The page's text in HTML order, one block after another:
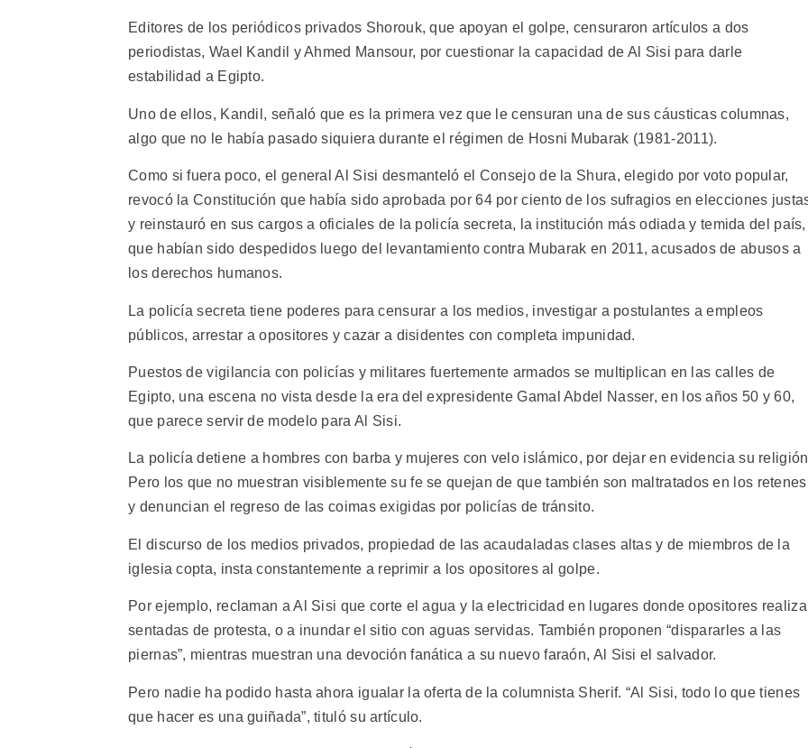
Editores de los periódicos privados Shorouk, que apoyan el golpe, censuraron artículos a dos
periodistas, Wael Kandil y Ahmed Mansour, por cuestionar la capacidad de Al Sisi para darle
estabilidad a Egipto.
Uno de ellos, Kandil, señaló que es la primera vez que le censuran una de sus cáusticas columnas,
algo que no le había pasado siquiera durante el régimen de Hosni Mubarak (1981-2011).
Como si fuera poco, el general Al Sisi desmanteló el Consejo de la Shura, elegido por voto popular,
revocó la Constitución que había sido aprobada por 64 por ciento de los sufragios en elecciones
y reinstauró en sus cargos a oficiales de la policía secreta, la institución más odiada y temida del país,
que habían sido despedidos luego del levantamiento contra Mubarak en 2011, acusados de abusos a
los derechos humanos.
La policía secreta tiene poderes para censurar a los medios, investigar a postulantes a empleos
públicos, arrestar a opositores y cazar a disidentes con completa impunidad.
Puestos de vigilancia con policías y militares fuertemente armados se multiplican en las calles de
Egipto, una escena no vista desde la era del expresidente Gamal Abdel Nasser, en los años 50 y 60,
que parece servir de modelo para Al Sisi.
La policía detiene a hombres con barba y mujeres con velo islámico, por dejar en evidencia su
Pero los que no muestran visiblemente su fe se quejan de que también son maltratados en los
y denuncian el regreso de las coimas exigidas por policías de tránsito.
El discurso de los medios privados, propiedad de las acaudaladas clases altas y de miembros de la
iglesia copta, insta constantemente a reprimir a los opositores al golpe.
Por ejemplo, reclaman a Al Sisi que corte el agua y la electricidad en lugares donde opositores
sentadas de protesta, o a inundar el sitio con aguas servidas. También proponen “dispararles a las
piernas”, mientras muestran una devoción fanática a su nuevo faraón, Al Sisi el salvador.
Pero nadie ha podido hasta ahora igualar la oferta de la columnista Sherif. “Al Sisi, todo lo que tienes
que hacer es una guiñada”, tituló su artículo.